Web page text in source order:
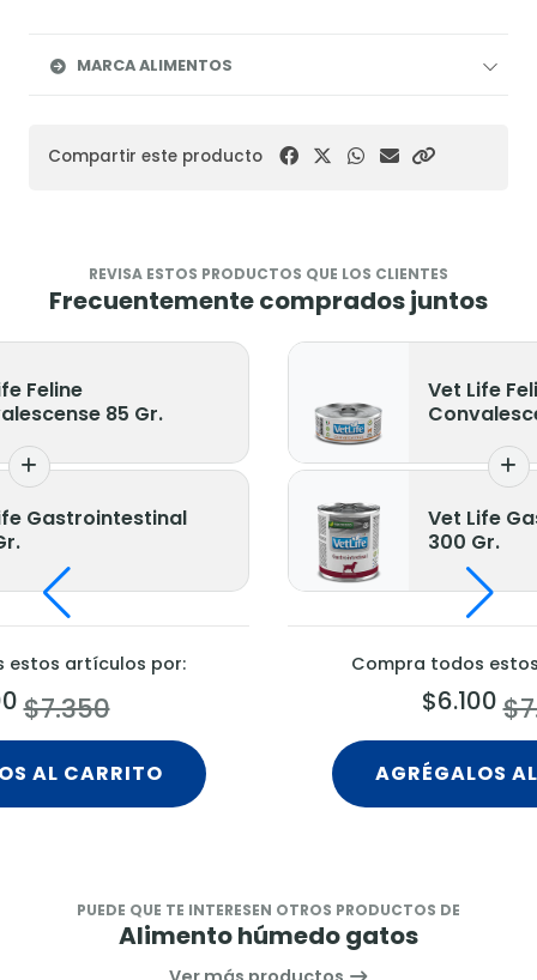
MARCA ALIMENTOS
Compartir este producto
REVISA ESTOS PRODUCTOS QUE LOS CLIENTES
Frecuentemente comprados juntos
Feline
85 Gr.
Gastrointestinal
estos artículos por:
$7.350
AL CARRITO
Vet Life
Vet Life
300 Gr.
Compra todos
$6.100
AGRÉGALOS
PUEDE QUE TE INTERESEN OTROS PRODUCTOS DE
Alimento húmedo gatos